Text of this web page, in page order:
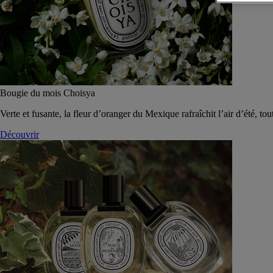
Bougie du mois Choisya
Verte et fusante, la fleur d’oranger du Mexique rafraîchit l’air d’été,
Découvrir